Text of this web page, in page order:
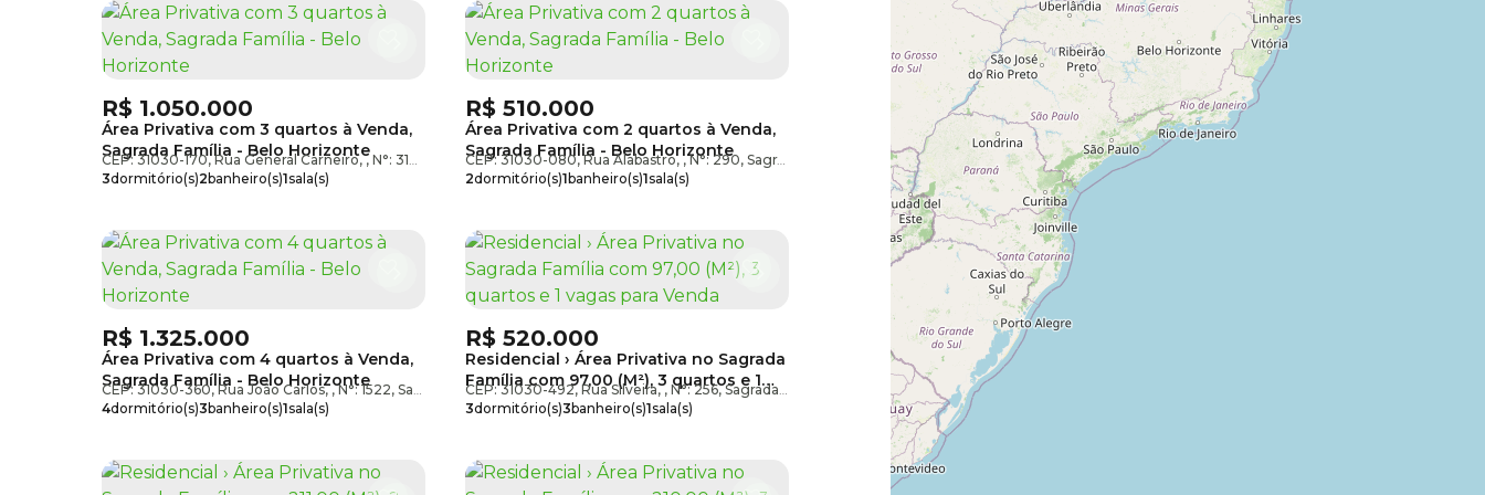
Área Privativa com 3 quartos à Venda,
Sagrada Família - Belo Horizonte
R$ 1.050.000
CEP: 31030-170,Rua General Carneiro , N°: 319 Sagrada Família ,Belo Horizonte,Minas Gerais, Brasil
3dormitório(s)2banheiro(s)1sala(s)
Área Privativa com 2 quartos à Venda,
Sagrada Família - Belo Horizonte
R$ 510.000
CEP: 31030-080,Rua Alabastro ,N°: 290,Sagrada Família Belo Horizonte ,Minas Gerais,Brasil
2dormitório(s)1banheiro(s)1sala(s)
Área Privativa com 4 quartos à Venda,
Sagrada Família - Belo Horizonte
R$ 1.325.000
CEP: 31030-360,Rua João Carlos ,N°:1522, Sagrada Família ,Belo Horizonte,Minas Gerais,Brasil
4dormitório(s)3banheiro(s)1sala(s)
Residencial › Área Privativa no Sagrada
Família com 97,00 (M²), 3 quartos e 1
vagas para Venda
R$ 520.000
CEP: 31030-492,Rua Silveira ,N°:256,Sagrada Família Belo Horizonte ,Minas Gerais
3dormitório(s)3banheiro(s)1sala(s)